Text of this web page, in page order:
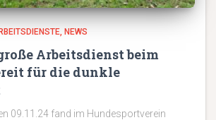
NEWS
Arbeitsdienst beim
für die dunkle
09.11.24 fand im Hundesportverein